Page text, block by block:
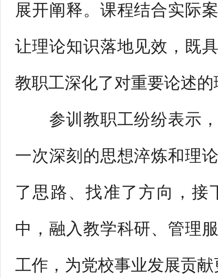
展开阐释。课程结合实际
让理论知识落地见效，既
教职工深化了对重要论述
参训教职工纷纷表示，
一次深刻的思想淬炼和理
了思路、找准了方向，接
中，融入教学科研、管理
工作，为党校事业发展贡